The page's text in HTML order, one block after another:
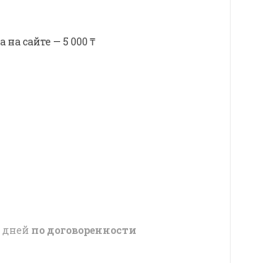
сайте — 5 000 ₸
дней по договоренности